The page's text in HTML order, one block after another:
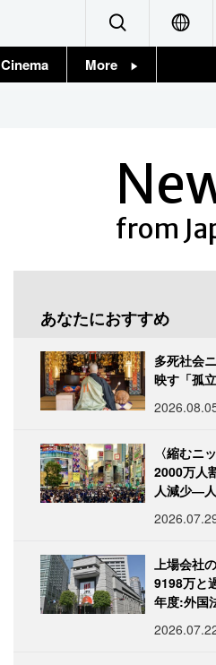
Cinema More
from
あなたにおすすめ
多死社会
映す「孤
〈縮むニ
2000万人
人減少―
上場会社
9198万と
年度:外国